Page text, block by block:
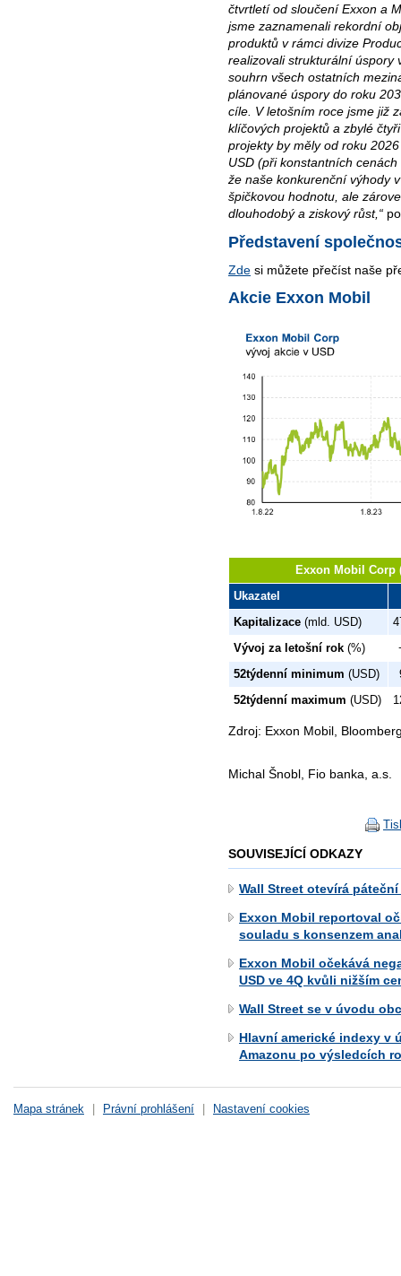
čtvrtletí od sloučení Exxon a
jsme zaznamenali rekordní
produktů v rámci divize
realizovali strukturální úspory
souhrn všech ostatních
plánované úspory do roku
cíle. V letošním roce jsme již
klíčových projektů a zbylé
projekty by měly od roku
USD (při konstantních
že naše konkurenční výhody
špičkovou hodnotu, ale
dlouhodobý a ziskový růst,“
Představení
Zde si můžete přečíst naše
Akcie Exxon Mobil
Exxon Mobil Corp
Ukazatel
Kapitalizace (mld. USD)
Vývoj za letošní rok (%)
52týdenní minimum (USD)
52týdenní maximum (USD)
Zdroj: Exxon Mobil,
Michal Šnobl, Fio banka, a.s.
SOUVISEJÍCÍ ODKAZY
Wall Street otevírá
Exxon Mobil reportoval
souladu s konsenzem
Exxon Mobil očekává
USD ve 4Q kvůli nižším
Wall Street se v úvodu
Hlavní americké indexy v
Amazonu po výsledcích
Mapa stránek Právní prohlášení Nastavení cookies